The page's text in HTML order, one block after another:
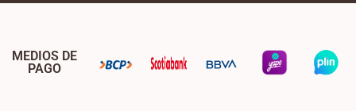
MEDIOS DE
PAGO